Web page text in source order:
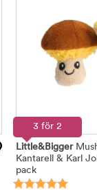
3 för 2
Little&Bigger
Kantarell & Karl
pack